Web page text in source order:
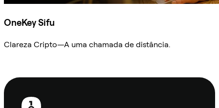
OneKey Sifu
Clareza Cripto—A uma chamada de distância.
Rodapé